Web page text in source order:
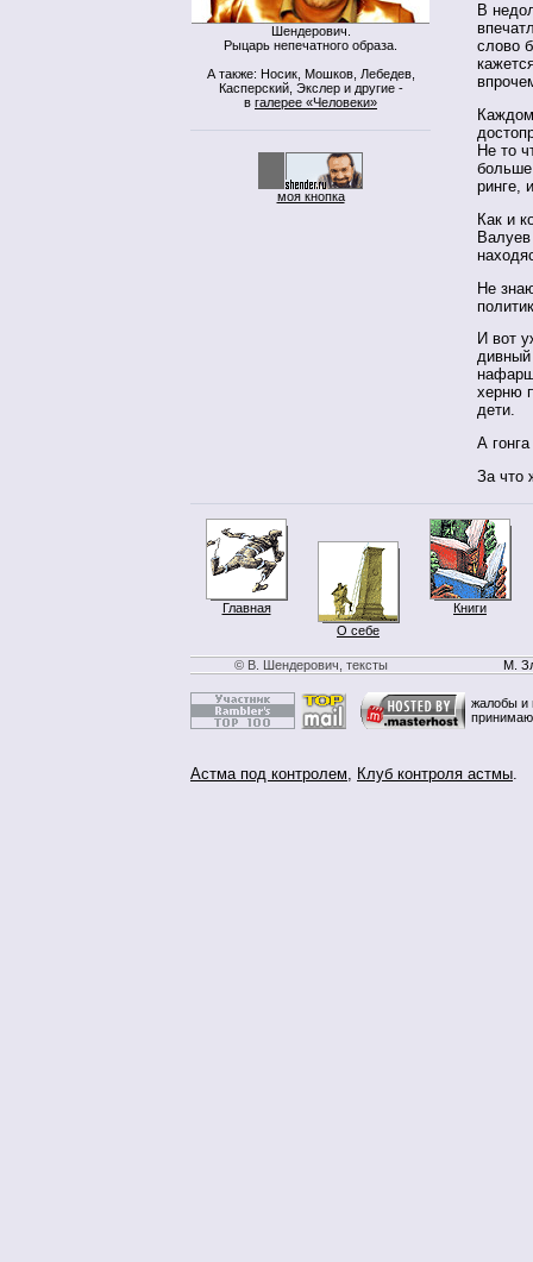
Шендерович.
Рыцарь непечатного образа.
А также: Носик, Мошков, Лебедев,
Касперский, Экслер и другие -
в галерее «Человеки»
моя кнопка
В
слово
Не то
ринге,
Как и
Не
И вот
дивный
херню
дети.
А
За что
Главная
О себе
Книги
© В. Шендерович, тексты М.
жалобы и
Астма под контролем, Клуб контроля астмы.